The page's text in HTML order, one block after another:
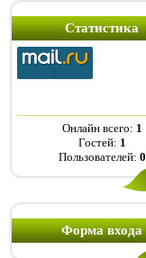
Статистика
Онлайн всего: 1
Гостей: 1
Пользователей: 0
Форма входа